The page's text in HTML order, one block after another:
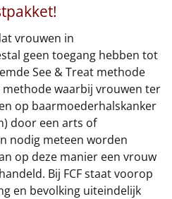
vrouwen in
geen toegang hebben tot
See & Treat methode
waarbij vrouwen ter
op baarmoederhalskanker
door een arts of
nodig meteen worden
op deze manier een vrouw
Bij FCF staat voorop
en bevolking uiteindelijk